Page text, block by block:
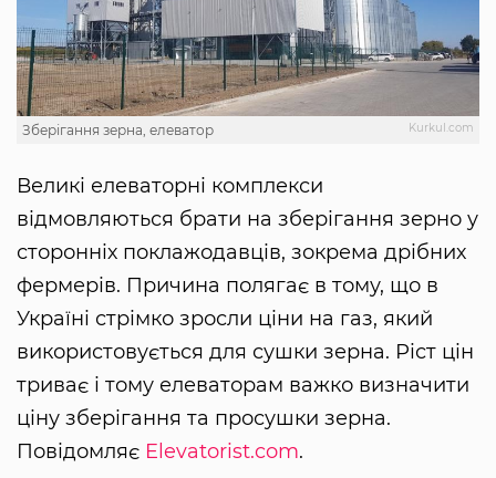
Kurkul.com
Зберігання зерна, елеватор
Великі елеваторні комплекси
відмовляються брати на зберігання зерно у
сторонніх поклажодавців, зокрема дрібних
фермерів. Причина полягає в тому, що в
Україні стрімко зросли ціни на газ, який
використовується для сушки зерна. Ріст цін
триває і тому елеваторам важко визначити
ціну зберігання та просушки зерна.
Повідомляє Elevatorist.com.